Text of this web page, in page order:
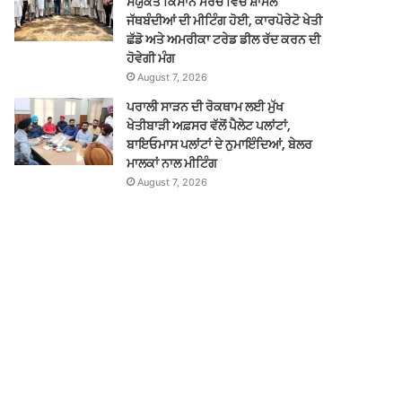
ਜੱਥਬੰਦੀਆਂ ਦੀ ਮੀਟਿੰਗ ਹੋਈ, ਕਾਰਪੋਰੇਟੋ ਖੇਤੀ
ਛੱਡੋ ਅਤੇ ਅਮਰੀਕਾ ਟਰੇਡ ਡੀਲ ਰੱਦ ਕਰਨ ਦੀ
ਹੋਵੇਗੀ ਮੰਗ
August 7, 2026
ਪਰਾਲੀ ਸਾੜਨ ਦੀ ਰੋਕਥਾਮ ਲਈ ਮੁੱਖ
ਖੇਤੀਬਾੜੀ ਅਫ਼ਸਰ ਵੱਲੋਂ ਪੈਲੇਟ ਪਲਾਂਟਾਂ,
ਬਾਇਓਮਾਸ ਪਲਾਂਟਾਂ ਦੇ ਨੁਮਾਇੰਦਿਆਂ, ਬੇਲਰ
ਮਾਲਕਾਂ ਨਾਲ ਮੀਟਿੰਗ
August 7, 2026